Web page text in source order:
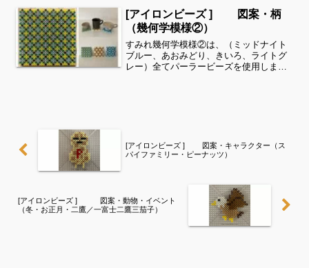
パステルみどり、あか、パステルあお）
全てパーラービーズを使用し...
[アイロンビーズ ] 図案・柄
（幾何学模様②）
すみれ幾何学模様②は、（ミッドナイト
ブルー、あおみどり、きいろ、ライトグ
レー）全てパーラービーズを使用しまし
[アイロンビーズ ] 図案・キャラクター（ス
パイファミリー・ピーナッツ）
[アイロンビーズ ] 図案・動物・イベント
（冬・お正月・二鷹／一富士二鷹三茄子）